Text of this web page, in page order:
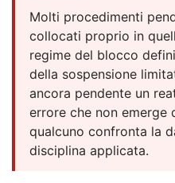
Molti procedimenti
collocati proprio in
regime del blocco
della sospensione
ancora pendente un
errore che non emerge
qualcuno confronta la
disciplina applicata.